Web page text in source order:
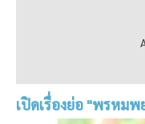
เปิดเรื่องย่อ "พรหม